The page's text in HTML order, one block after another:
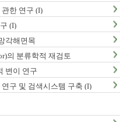
한 연구 (I)
(I)
각해면목
의 분류학적 재검토
변이 연구
구 및 검색시스템 구축 (I)